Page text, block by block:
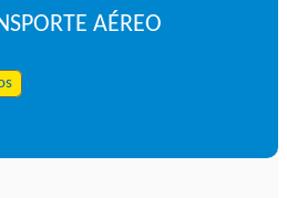
AÉREO